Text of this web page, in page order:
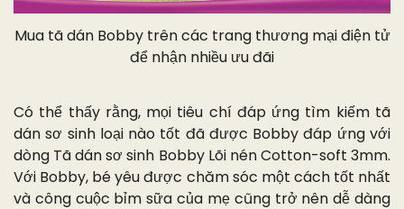
Mua tã dán Bobby trên các trang thương mại điện tử
để nhận nhiều ưu đãi
Có thể thấy rằng, mọi tiêu chí đáp ứng tìm kiếm tã
dán sơ sinh loại nào tốt đã được Bobby đáp ứng với
dòng Tã dán sơ sinh Bobby Lõi nén Cotton-soft 3mm.
Với Bobby, bé yêu được chăm sóc một cách tốt nhất
và công cuộc bỉm sữa của mẹ cũng trở nên dễ dàng